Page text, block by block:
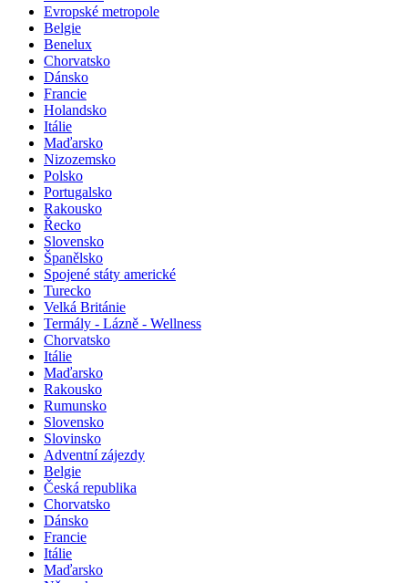
Evropské metropole
Belgie
Benelux
Chorvatsko
Dánsko
Francie
Holandsko
Itálie
Maďarsko
Nizozemsko
Polsko
Portugalsko
Rakousko
Řecko
Slovensko
Španělsko
Spojené státy americké
Turecko
Velká Británie
Termály - Lázně - Wellness
Chorvatsko
Itálie
Maďarsko
Rakousko
Rumunsko
Slovensko
Slovinsko
Adventní zájezdy
Belgie
Česká republika
Chorvatsko
Dánsko
Francie
Itálie
Maďarsko